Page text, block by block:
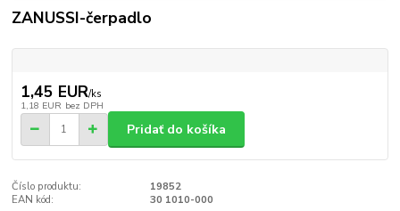
ZANUSSI-čerpadlo
1,45 EUR/ks
1,18 EUR bez DPH
Pridať do košíka
Číslo produktu:
19852
EAN kód:
30 1010-000